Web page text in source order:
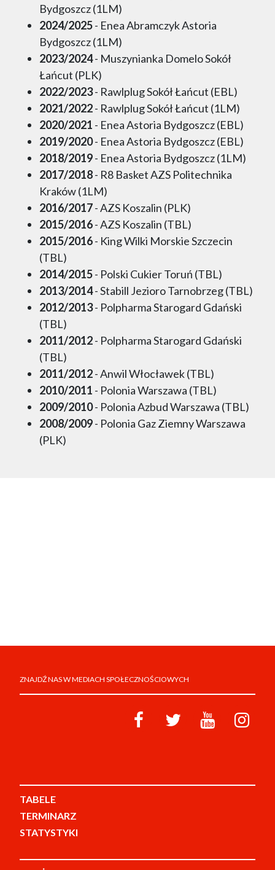
Bydgoszcz (1LM)
2024/2025- Enea Abramczyk Astoria
Bydgoszcz (1LM)
2023/2024- Muszynianka Domelo Sokół
Łańcut (PLK)
2022/2023- Rawlplug Sokół Łańcut (EBL)
2021/2022- Rawlplug Sokół Łańcut (1LM)
2020/2021 - Enea Astoria Bydgoszcz (EBL)
2019/2020- Enea Astoria Bydgoszcz (EBL)
2018/2019- Enea Astoria Bydgoszcz (1LM)
2017/2018- R8 Basket AZS Politechnika
Kraków (1LM)
2016/2017- AZS Koszalin (PLK)
2015/2016- AZS Koszalin (TBL)
2015/2016- King Wilki Morskie Szczecin
(TBL)
2014/2015- Polski Cukier Toruń (TBL)
2013/2014- Stabill Jezioro Tarnobrzeg (TBL)
2012/2013- Polpharma Starogard Gdański
(TBL)
2011/2012- Polpharma Starogard Gdański
(TBL)
2011/2012- Anwil Włocławek (TBL)
2010/2011 - Polonia Warszawa (TBL)
2009/2010- Polonia Azbud Warszawa (TBL)
2008/2009- Polonia Gaz Ziemny Warszawa
(PLK)
ZNAJDŹ NAS W MEDIACH SPOŁECZNOŚCIOWYCH
TABELE
TERMINARZ
STATYSTYKI